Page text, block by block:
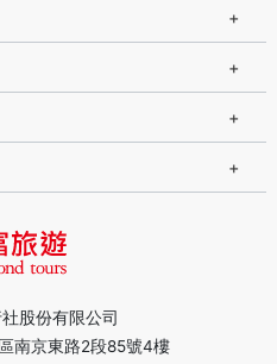
股份有限公司
南京東路2段85號4樓